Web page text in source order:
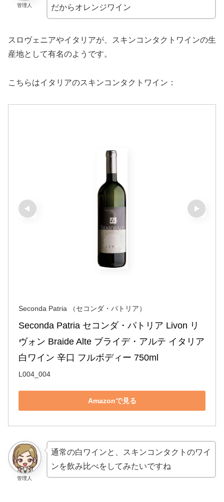
管理人
だからオレンジワイン
スロヴェニアやイタリアが、スキンコンタクトワインの生
産地として有名のようです。
こちらはイタリアのスキンコンタクトワイン：
Seconda Patria （セコンダ・パトリア）
Seconda Patria セコンダ・パトリア Livon リ
ヴォン Braide Alte ブライデ・アルテ イタリア
白ワイン 辛口 フルボディー 750ml
L004_004
Amazonで見る
管理人
通常の白ワインと、スキンコンタクトのワイ
ンを飲み比べをしてみたいですね